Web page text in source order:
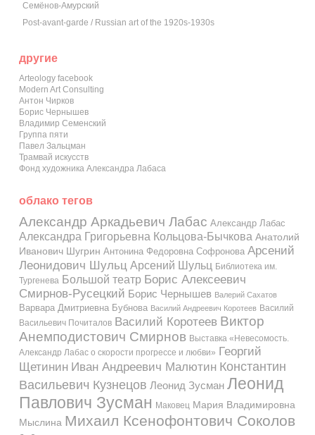
Семёнов-Амурский
Post-avant-garde / Russian art of the 1920s-1930s
другие
Arteology facebook
Modern Art Consulting
Антон Чирков
Борис Чернышев
Владимир Семенский
Группа пяти
Павел Зальцман
Трамвай искусств
Фонд художника Александра Лабаса
облако тегов
Александр Аркадьевич Лабас Александр Лабас
Александра Григорьевна Кольцова-Бычкова Анатолий
Иванович Шугрин Антонина Федоровна Софронова Арсений
Леонидович Шульц Арсений Шульц Библиотека им.
Тургенева Большой театр Борис Алексеевич
Смирнов-Русецкий Борис Чернышев Валерий Сахатов
Варвара Дмитриевна Бубнова Василий Андреевич Коротеев Василий
Васильевич Почиталов Василий Коротеев Виктор
Анемподистович Смирнов Выставка «Невесомость.
Александр Лабас о скорости прогрессе и любви»
Георгий
Щетинин Иван Андреевич Малютин Константин
Васильевич Кузнецов Леонид Зусман Леонид
Павлович Зусман
Маковец Мария Владимировна
Мыслина Михаил Ксенофонтович Соколов